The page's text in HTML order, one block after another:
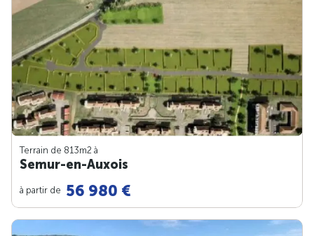
Terrain de 813m2 à
Semur-en-Auxois
à partir de 56 980 €